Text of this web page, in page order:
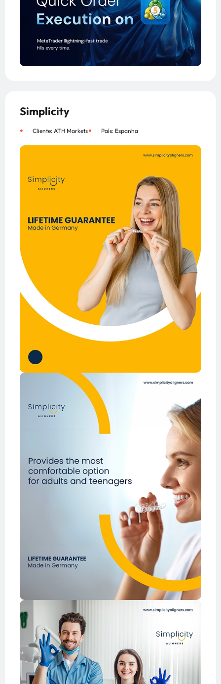
Simplicity
Cliente: ATH Markets País: Espanha